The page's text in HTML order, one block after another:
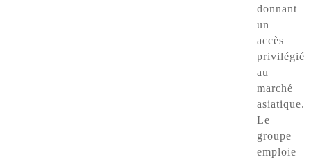
donnant
un
accès
privilégié
au
marché
asiatique.
Le
groupe
emploie